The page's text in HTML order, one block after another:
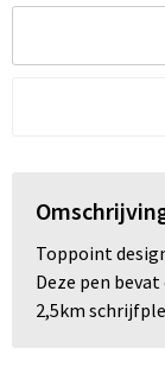
Toppoint
Deze pen
2,5km